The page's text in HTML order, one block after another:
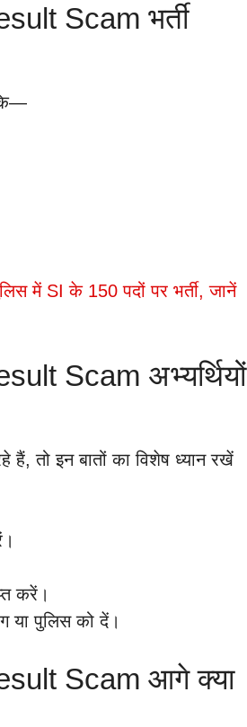
Scam भर्ती
में SI के 150 पदों पर भर्ती, जानें
Scam अभ्यर्थियों
हैं, तो इन बातों का विशेष ध्यान रखें
करें।
या पुलिस को दें।
Scam आगे क्या